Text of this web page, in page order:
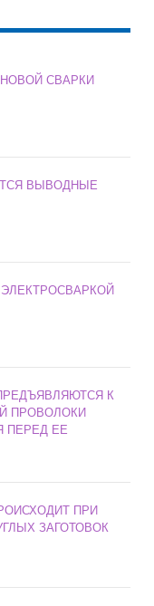
СВАРКИ
ВЫВОДНЫЕ
К
ПРОВОЛОКИ
ПЕРЕД ЕЕ
ПРИ
ЗАГОТОВОК